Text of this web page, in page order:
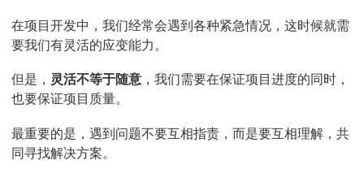
在项目开发中，我们经常会遇到各种紧急情况，这时候就需
要我们有灵活的应变能力。
但是， 灵活不等于随意 ，我们需要在保证项目进度的同时，
也要保证项目质量。
最重要的是，遇到问题不要互相指责，而是要互相理解，共
同寻找解决方案。